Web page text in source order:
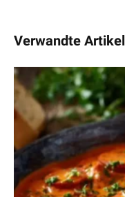
Verwandte Artikel